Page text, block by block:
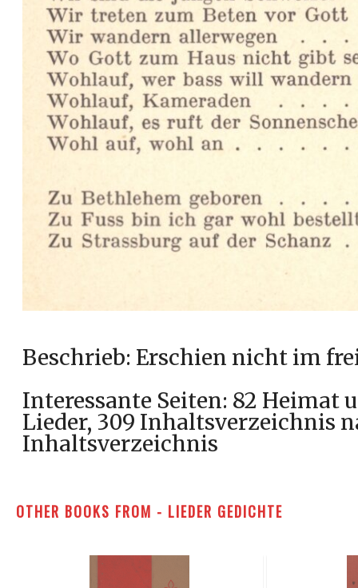
Beschrieb: Erschien nicht im
Interessante Seiten: 82 Heimat
Lieder, 309 Inhaltsverzeichnis
Inhaltsverzeichnis
OTHER BOOKS FROM - LIEDER GEDICHTE